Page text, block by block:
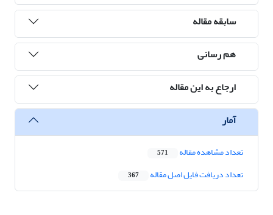
سابقه مقاله
هم رسانی
ارجاع به این مقاله
آمار
تعداد مشاهده مقاله 571
تعداد دریافت فایل اصل مقاله 367